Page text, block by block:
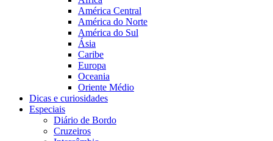
América Central
América do Norte
América do Sul
Ásia
Caribe
Europa
Oceania
Oriente Médio
Dicas e curiosidades
Especiais
Diário de Bordo
Cruzeiros